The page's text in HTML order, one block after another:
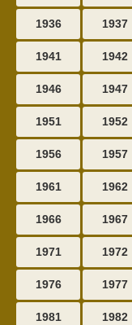
1936 1937
1941 1942
1946 1947
1951 1952
1956 1957
1961 1962
1966 1967
1971 1972
1976 1977
1981 1982